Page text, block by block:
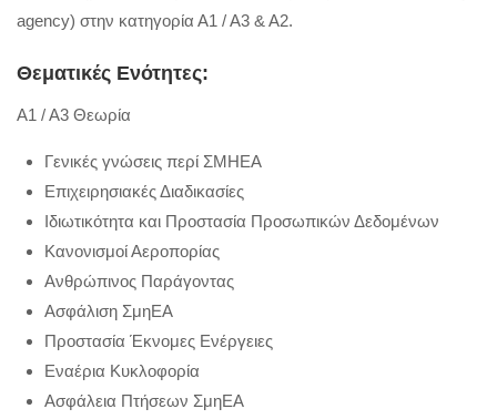
agency) στην κατηγορία Α1 / Α3 & Α2.
Θεματικές Ενότητες:
Α1 / Α3 Θεωρία
Γενικές γνώσεις περί ΣΜΗΕΑ
Επιχειρησιακές Διαδικασίες
Ιδιωτικότητα και Προστασία Προσωπικών Δεδομένων
Κανονισμοί Αεροπορίας
Ανθρώπινος Παράγοντας
Ασφάλιση ΣμηΕΑ
Προστασία Έκνομες Ενέργειες
Εναέρια Κυκλοφορία
Ασφάλεια Πτήσεων ΣμηΕΑ